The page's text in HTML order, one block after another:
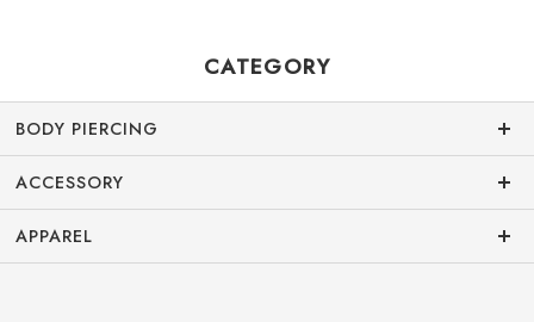
CATEGORY
BODY PIERCING
ACCESSORY
APPAREL